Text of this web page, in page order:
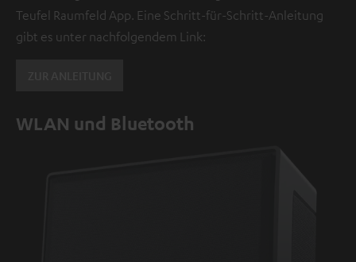
Teufel Raumfeld App. Eine Schritt-für-Schritt-Anleitung
gibt es unter nachfolgendem Link:
WLAN und Bluetooth